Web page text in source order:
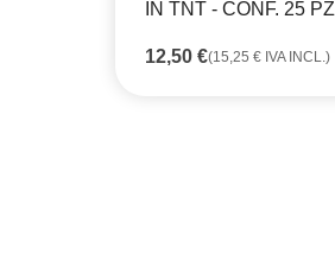
IN TNT - CONF. 25 PZ
12,50 €(15,25 € IVA INCL.)